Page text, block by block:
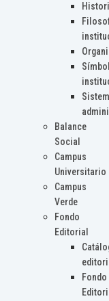
Balance
Social
Campus
Universitario
Campus
Verde
Fondo
Editorial
Fondo